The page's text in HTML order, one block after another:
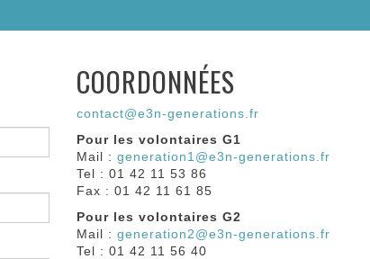
COORDONNÉES
contact@e3n-generations.fr
Pour les volontaires G1
Mail : generation1@e3n-generations.fr
Tel : 01 42 11 53 86
Fax : 01 42 11 61 85
Pour les volontaires G2
Mail : generation2@e3n-generations.fr
Tel : 01 42 11 56 40